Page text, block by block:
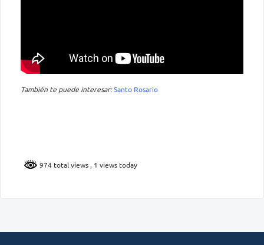
También te puede interesar:Santo Rosario
974 total views , 1 views today